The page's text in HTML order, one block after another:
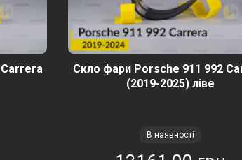
Скло фари Porsche 911 992
(2019-2025) ліве
В наявності